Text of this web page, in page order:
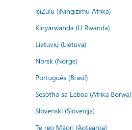
isiZulu (iNingizimu Afrika)
Kinyarwanda (U Rwanda)
Lietuvių (Lietuva)
Norsk (Norge)
Português (Brasil)
Sesotho sa Leboa (Afrika Borwa)
Slovenski (Slovenija)
Te reo Māori (Aotearoa)